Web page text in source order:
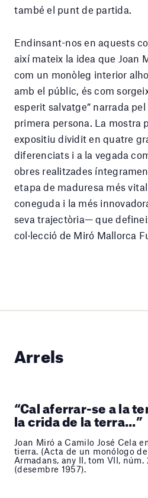
també el punt de partida.
Endinsant-nos en aquests
així mateix la idea que Joan
com un monòleg interior
amb el públic, és com
esperit salvatge” narrada
primera persona. La mostra
expositiu dividit en quatre
diferenciats i a la vegada
obres realitzades
etapa de maduresa més
coneguda i la més
seva trajectòria— que
col·lecció de Miró Mallorca
Arrels
“Cal aferrar-se a la
la crida de la terra...”
Joan Miró a Camilo José Cela
tierra. (Acta de un monólogo de
Armadans, any II, tom VII, núm.
(desembre 1957).